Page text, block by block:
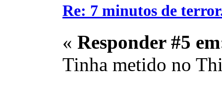
Re: 7 minutos de
« Responder #5
Tinha metido no